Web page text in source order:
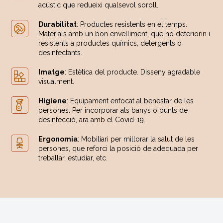
acústic que redueixi qualsevol soroll.
Durabilitat: Productes resistents en el temps.
Materials amb un bon envelliment, que no deteriorin i
resistents a productes químics, detergents o
desinfectants.
Imatge: Estètica del producte. Disseny agradable
visualment.
Higiene: Equipament enfocat al benestar de les
persones. Per incorporar als banys o punts de
desinfecció, ara amb el Covid-19.
Ergonomia: Mobiliari per millorar la salut de les
persones, que reforci la posició de adequada per
treballar, estudiar, etc.